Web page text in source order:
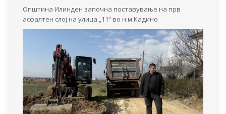
Општина Илинден започна поставување на прв
асфалтен слој на улица „11“ во н.м Кадино